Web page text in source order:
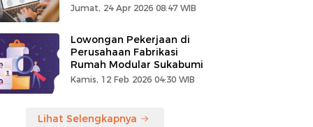
Jumat, 24 Apr 2026 08:47 WIB
Lowongan Pekerjaan di
Perusahaan Fabrikasi
Rumah Modular Sukabumi
Kamis, 12 Feb 2026 04:30 WIB
Lihat Selengkapnya